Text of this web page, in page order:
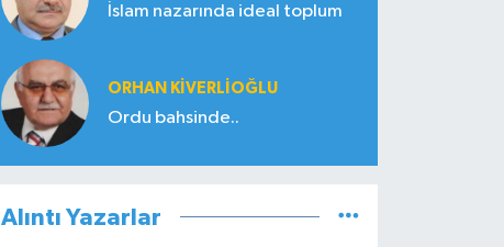
İslam nazarında ideal toplum
ORHAN KIVERLIOĞLU
Ordu bahsinde..
Alıntı Yazarlar